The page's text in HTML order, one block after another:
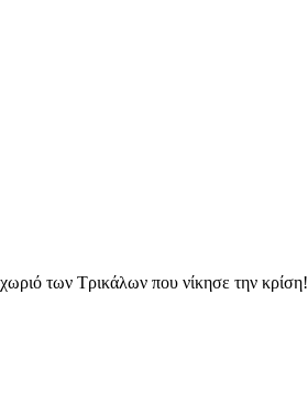
των Τρικάλων που νίκησε την κρίση!